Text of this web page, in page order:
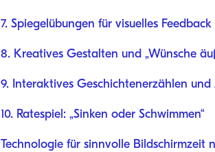
7. Spiegelübungen für visuelles Feedback
8. Kreatives Gestalten und „Wünsche
9. Interaktives Geschichtenerzählen und
10. Ratespiel: „Sinken oder Schwimmen“
Technologie für sinnvolle Bildschirmzeit